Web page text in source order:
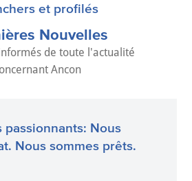
et profilés
Nouvelles
de toute l'actualité
Ancon
passionnants: Nous
Nous sommes prêts.